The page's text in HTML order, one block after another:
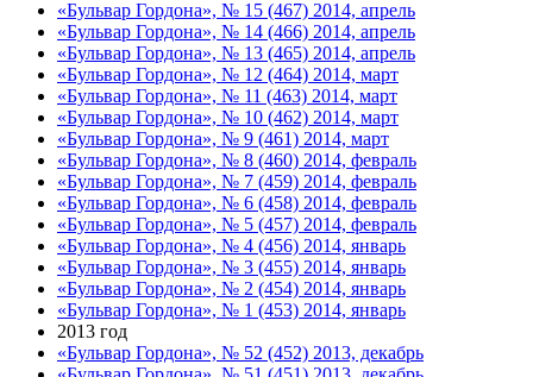
«Бульвар Гордона», № 15 (467) 2014, апрель
«Бульвар Гордона», № 14 (466) 2014, апрель
«Бульвар Гордона», № 13 (465) 2014, апрель
«Бульвар Гордона», № 12 (464) 2014, март
«Бульвар Гордона», № 11 (463) 2014, март
«Бульвар Гордона», № 10 (462) 2014, март
«Бульвар Гордона», № 9 (461) 2014, март
«Бульвар Гордона», № 8 (460) 2014, февраль
«Бульвар Гордона», № 7 (459) 2014, февраль
«Бульвар Гордона», № 6 (458) 2014, февраль
«Бульвар Гордона», № 5 (457) 2014, февраль
«Бульвар Гордона», № 4 (456) 2014, январь
«Бульвар Гордона», № 3 (455) 2014, январь
«Бульвар Гордона», № 2 (454) 2014, январь
«Бульвар Гордона», № 1 (453) 2014, январь
2013 год
«Бульвар Гордона», № 52 (452) 2013, декабрь